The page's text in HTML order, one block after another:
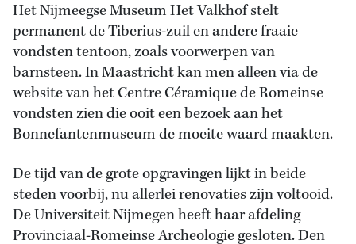
Het Nijmeegse Museum Het Valkhof stelt
permanent de Tiberius-zuil en andere fraaie
vondsten tentoon, zoals voorwerpen van
barnsteen. In Maastricht kan men alleen via de
website van het Centre Céramique de Romeinse
vondsten zien die ooit een bezoek aan het
Bonnefantenmuseum de moeite waard maakten.
De tijd van de grote opgravingen lijkt in beide
steden voorbij, nu allerlei renovaties zijn voltooid.
De Universiteit Nijmegen heeft haar afdeling
Provinciaal-Romeinse Archeologie gesloten. Den